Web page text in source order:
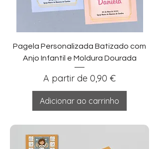
Pagela Personalizada Batizado com
Anjo Infantil e Moldura Dourada
A partir de 0,90 €
Preço promocional
Adicionar ao carrinho